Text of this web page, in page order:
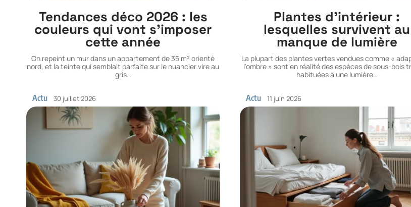
Tendances déco 2026 : les
couleurs qui vont s’imposer
cette année
On repeint un mur dans un appartement de 35 m² orienté
nord, et la teinte qui semblait parfaite sur le nuancier vire au
gris…
Actu 30 juillet 2026
Plantes d’intérieur :
lesquelles survivent au
manque de lumière
La plupart des plantes vertes vendues comme «
l'ombre » sont en réalité des espèces de sous-bois
habituées à une lumière…
Actu 11 juin 2026